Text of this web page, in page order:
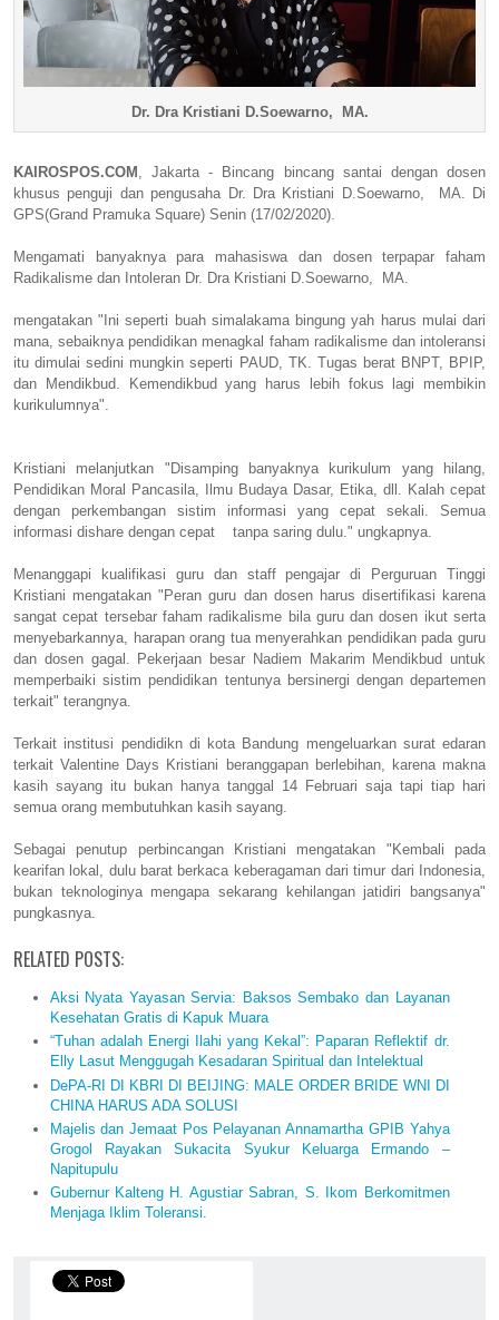
Dr. Dra Kristiani D.Soewarno, MA.
KAIROSPOS.COM , Jakarta - Bincang bincang santai dengan dosen
khusus penguji dan pengusaha Dr. Dra Kristiani D.Soewarno, MA. Di
GPS(Grand Pramuka Square) Senin (17/02/2020).
Mengamati banyaknya para mahasiswa dan dosen terpapar faham
Radikalisme dan Intoleran Dr. Dra Kristiani D.Soewarno, MA.
mengatakan "Ini seperti buah simalakama bingung yah harus mulai dari
mana, sebaiknya pendidikan menagkal faham radikalisme dan intoleransi
itu dimulai sedini mungkin seperti PAUD, TK. Tugas berat BNPT, BPIP,
dan Mendikbud. Kemendikbud yang harus lebih fokus lagi membikin
kurikulumnya".
Kristiani melanjutkan "Disamping banyaknya kurikulum yang hilang,
Pendidikan Moral Pancasila, Ilmu Budaya Dasar, Etika, dll. Kalah cepat
dengan perkembangan sistim informasi yang cepat sekali. Semua
informasi dishare dengan cepat tanpa saring dulu." ungkapnya.
Menanggapi kualifikasi guru dan staff pengajar di Perguruan Tinggi
Kristiani mengatakan "Peran guru dan dosen harus disertifikasi karena
sangat cepat tersebar faham radikalisme bila guru dan dosen ikut serta
menyebarkannya, harapan orang tua menyerahkan pendidikan pada guru
dan dosen gagal. Pekerjaan besar Nadiem Makarim Mendikbud untuk
memperbaiki sistim pendidikan tentunya bersinergi dengan departemen
terkait" terangnya.
Terkait institusi pendidikn di kota Bandung mengeluarkan surat edaran
terkait Valentine Days Kristiani beranggapan berlebihan, karena makna
kasih sayang itu bukan hanya tanggal 14 Februari saja tapi tiap hari
semua orang membutuhkan kasih sayang.
Sebagai penutup perbincangan Kristiani mengatakan "Kembali pada
kearifan lokal, dulu barat berkaca keberagaman dari timur dari Indonesia,
bukan teknologinya mengapa sekarang kehilangan jatidiri bangsanya"
pungkasnya.
RELATED POSTS:
Aksi Nyata Yayasan Servia: Baksos Sembako dan Layanan
Kesehatan Gratis di Kapuk Muara
“Tuhan adalah Energi Ilahi yang Kekal”: Paparan Reflektif dr.
Elly Lasut Menggugah Kesadaran Spiritual dan Intelektual
DePA-RI DI KBRI DI BEIJING: MALE ORDER BRIDE WNI DI
CHINA HARUS ADA SOLUSI
Majelis dan Jemaat Pos Pelayanan Annamartha GPIB Yahya
Grogol Rayakan Sukacita Syukur Keluarga Ermando –
Napitupulu
Gubernur Kalteng H. Agustiar Sabran, S. Ikom Berkomitmen
Menjaga Iklim Toleransi.